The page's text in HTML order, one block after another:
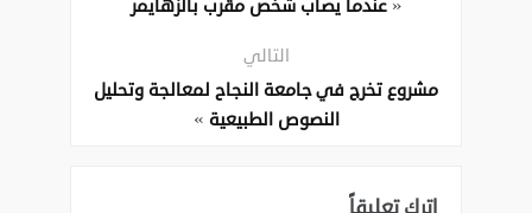
عندما يصاب شخص مقرب بالزهايمر
التالي
‎مشروع تخرج في جامعة النجاح لمعالجة وتحليل
النصوص الطبيعية »